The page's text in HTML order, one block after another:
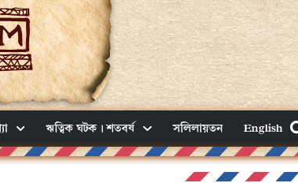
ঋত্বিক ঘটক। শতবর্ষ সলিলায়তন English